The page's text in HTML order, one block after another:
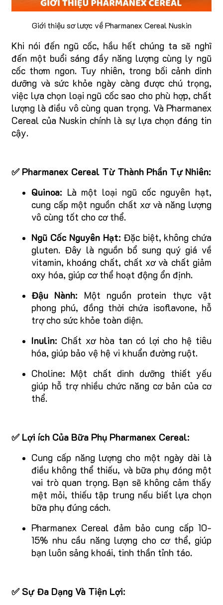
Giới thiệu sơ lược về Pharmanex Cereal Nuskin
Khi nói đến ngũ cốc, hầu hết chúng ta sẽ nghĩ
đến một buổi sáng đầy năng lượng cùng ly ngũ
cốc thơm ngon. Tuy nhiên, trong bối cảnh dinh
dưỡng và sức khỏe ngày càng được chú trọng,
việc lựa chọn loại ngũ cốc sao cho phù hợp, chất
lượng là điều vô cùng quan trọng. Và Pharmanex
Cereal của Nuskin chính là sự lựa chọn đáng tin
cậy.
✅ Pharmanex Cereal Từ Thành Phần Tự Nhiên:
Quinoa: Là một loại ngũ cốc nguyên hạt,
cung cấp một nguồn chất xơ và năng lượng
vô cùng tốt cho cơ thể.
Ngũ Cốc Nguyên Hạt: Đặc biệt, không chứa
gluten. Đây là nguồn bổ sung quý giá về
vitamin, khoáng chất, chất xơ và chất giảm
oxy hóa, giúp cơ thể hoạt động ổn định.
Đậu Nành: Một nguồn protein thực vật
phong phú, đồng thời chứa isoflavone, hỗ
trợ cho sức khỏe toàn diện.
Inulin: Chất xơ hòa tan có lợi cho hệ tiêu
hóa, giúp bảo vệ hệ vi khuẩn đường ruột.
Choline: Một chất dinh dưỡng thiết yếu
giúp hỗ trợ nhiều chức năng cơ bản của cơ
thể.
✅ Lợi ích Của Bữa Phụ Pharmanex Cereal:
Cung cấp năng lượng cho một ngày dài là
điều không thể thiếu, và bữa phụ đóng một
vai trò quan trọng. Bạn sẽ không cảm thấy
mệt mỏi, thiếu tập trung nếu biết lựa chọn
bữa phụ đúng cách.
Pharmanex Cereal đảm bảo cung cấp 10-
15% nhu cầu năng lượng cho cơ thể, giúp
bạn luôn sảng khoái, tinh thần tỉnh táo.
✅ Sự Đa Dạng Và Tiện Lợi: